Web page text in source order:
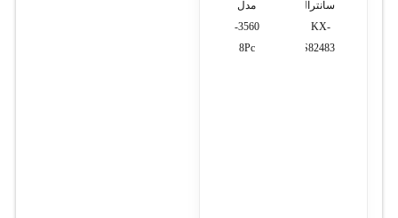
سانترال
KX-
TES82483
مدل
3560-
8Pc